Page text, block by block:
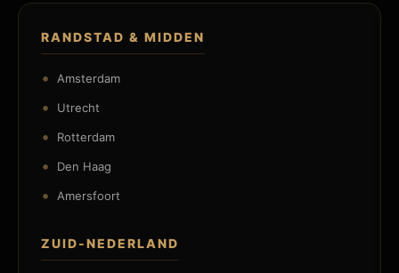
RANDSTAD & MIDDEN
Amsterdam
Utrecht
Rotterdam
Den Haag
Amersfoort
ZUID-NEDERLAND